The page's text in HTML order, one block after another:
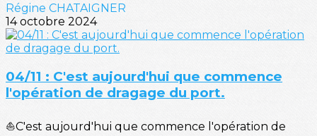
Régine CHATAIGNER
14 octobre 2024
04/11 : C'est aujourd'hui que commence
l'opération de dragage du port.
⛵C'est aujourd'hui que commence l'opération de